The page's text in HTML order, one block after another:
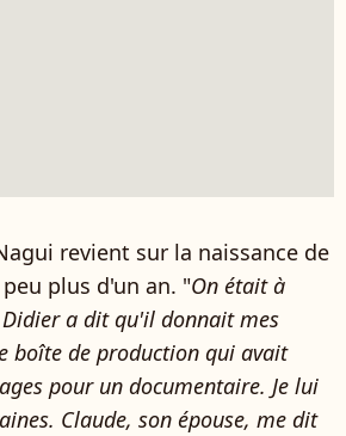
revient sur la naissance de
plus d'un an. "On était à
a dit qu'il donnait mes
boîte de production qui avait
pour un documentaire. Je lui
Claude, son épouse, me dit